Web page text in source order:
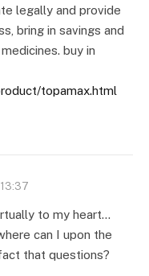
legally and provide
bring in savings and
buy in
topamax.html
to my heart…
can I upon the
that questions?